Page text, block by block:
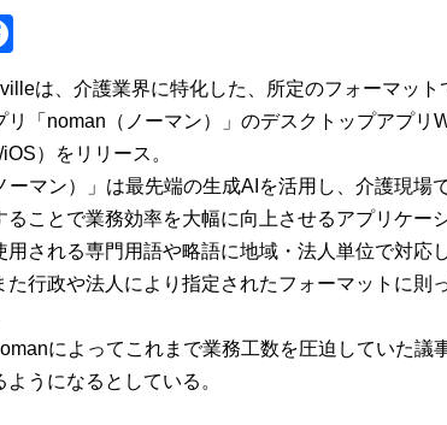
は、介護業界に特化した、所定のフォーマッ
リ
「 noman （ノーマン）」のデスクトップアプリ
）をリリース。
ーマン）」は最先端の生成AI を活用し、介護現場
ること で業務効率を大幅に向上させるアプリケー
用される専門用語や略語に地域・法人単位で対応
た行政や法人により指定されたフォーマットに則
によってこれまで業務工数を圧迫していた議
よ うになるとしている。